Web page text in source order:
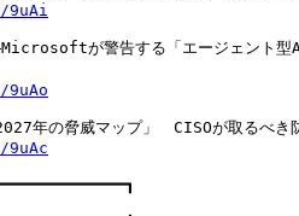
が警告する「エージェント型